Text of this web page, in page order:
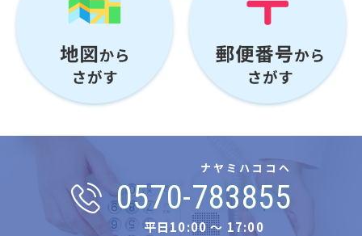
ナヤミハココヘ
0570-783855
平日10:00 〜 17:00